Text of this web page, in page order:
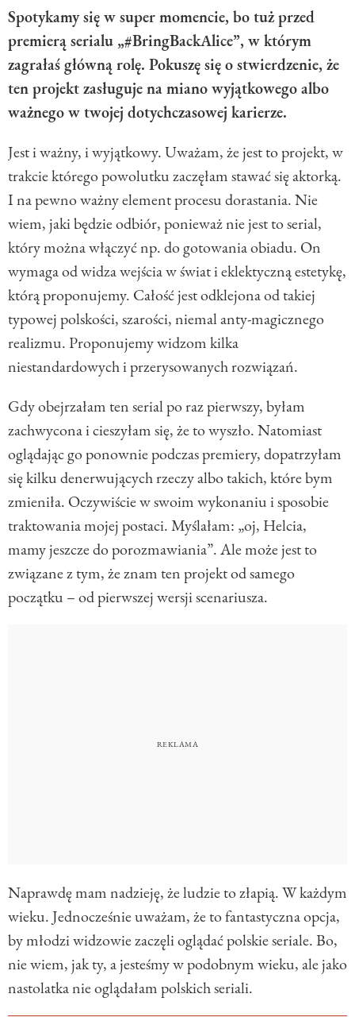
Spotykamy się w super momencie, bo tuż przed
premierą serialu „#BringBackAlice”, w którym
zagrałaś główną rolę. Pokuszę się o stwierdzenie, że
ten projekt zasługuje na miano wyjątkowego albo
ważnego w twojej dotychczasowej karierze.
Jest i ważny, i wyjątkowy. Uważam, że jest to projekt, w
trakcie którego powolutku zaczęłam stawać się aktorką.
I na pewno ważny element procesu dorastania. Nie
wiem, jaki będzie odbiór, ponieważ nie jest to serial,
który można włączyć np. do gotowania obiadu. On
wymaga od widza wejścia w świat i eklektyczną estetykę,
którą proponujemy. Całość jest odklejona od takiej
typowej polskości, szarości, niemal anty-magicznego
realizmu. Proponujemy widzom kilka
niestandardowych i przerysowanych rozwiązań.
Gdy obejrzałam ten serial po raz pierwszy, byłam
zachwycona i cieszyłam się, że to wyszło. Natomiast
oglądając go ponownie podczas premiery, dopatrzyłam
się kilku denerwujących rzeczy albo takich, które bym
zmieniła. Oczywiście w swoim wykonaniu i sposobie
traktowania mojej postaci. Myślałam: „oj, Helcia,
mamy jeszcze do porozmawiania”. Ale może jest to
związane z tym, że znam ten projekt od samego
początku – od pierwszej wersji scenariusza.
Naprawdę mam nadzieję, że ludzie to złapią. W każdym
wieku. Jednocześnie uważam, że to fantastyczna opcja,
by młodzi widzowie zaczęli oglądać polskie seriale. Bo,
nie wiem, jak ty, a jesteśmy w podobnym wieku, ale jako
nastolatka nie oglądałam polskich seriali.